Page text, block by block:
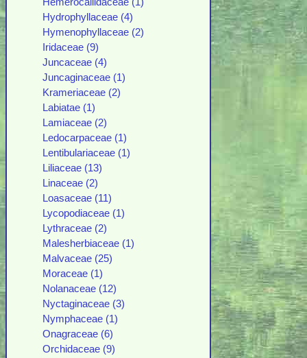
Hemerocallidaceae (1)
Hydrophyllaceae (4)
Hymenophyllaceae (2)
Iridaceae (9)
Juncaceae (4)
Juncaginaceae (1)
Krameriaceae (2)
Labiatae (1)
Lamiaceae (2)
Ledocarpaceae (1)
Lentibulariaceae (1)
Liliaceae (13)
Linaceae (2)
Loasaceae (11)
Lycopodiaceae (1)
Lythraceae (2)
Malesherbiaceae (1)
Malvaceae (25)
Moraceae (1)
Nolanaceae (12)
Nyctaginaceae (3)
Nymphaceae (1)
Onagraceae (6)
Orchidaceae (9)